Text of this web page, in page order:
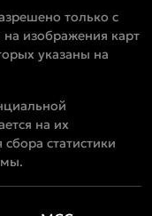
только с
изображения карт
указаны на
на их
статистики